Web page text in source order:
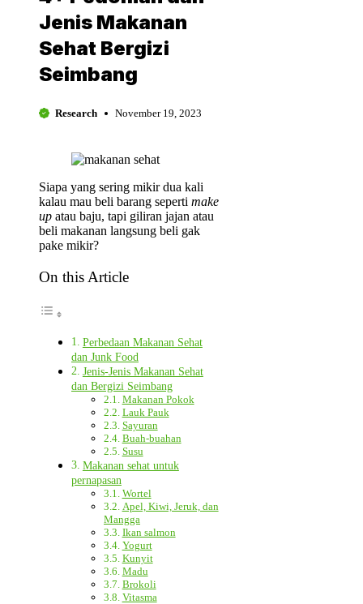
Jenis Makanan
Sehat Bergizi
Seimbang
Research November 19, 2023
Siapa yang sering mikir dua kali
kalau mau beli barang seperti make
up atau baju, tapi giliran jajan atau
beli makanan langsung beli gak
pake mikir?
On this Article
Perbedaan Makanan Sehat
dan Junk Food
Jenis-Jenis Makanan Sehat
dan Bergizi Seimbang
Makanan Pokok
Lauk Pauk
Sayuran
Buah-buahan
Susu
Makanan sehat untuk
pernapasan
Wortel
Apel, Kiwi, Jeruk, dan
Mangga
Ikan salmon
Yogurt
Kunyit
Madu
Brokoli
Vitasma